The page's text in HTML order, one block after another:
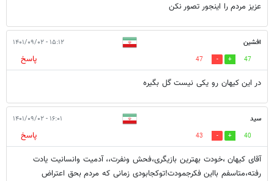
‌عزیز مردم را اینجور تصور نکن
افشین ۱۵:۱۲ - ۱۴۰۱/۰۹/۰۲
47
47
پاسخ
در این کیهان رو یکی نیست گل بگیره
سید ۱۶:۰۱ - ۱۴۰۱/۰۹/۰۲
40
43
پاسخ
آقای کیهان ،خودت بهترین بازیگری،فحش ونفرت،، آدمیت وانسانیت یادت
رفته،متاسفم بااین فکرجمودت!توکجابودی زمانی که مردم بحق اعتراض